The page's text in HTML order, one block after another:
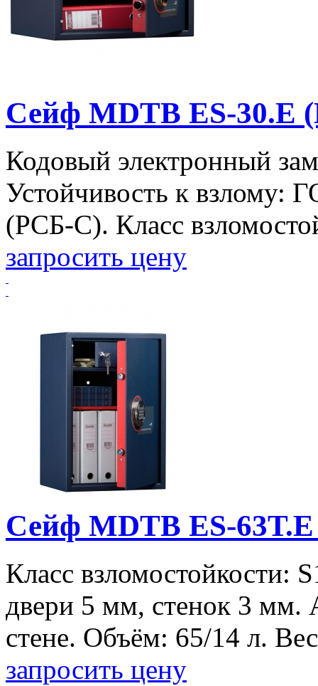
Сейф MDTB ES-30.Е
Кодовый электронный
Устойчивость к взлому:
(РСБ-С). Класс
запросить цену
Сейф MDTB ES-
Класс взломостойкости:
двери 5 мм, стенок 3 мм.
стене. Объём: 65/14 л.
запросить цену